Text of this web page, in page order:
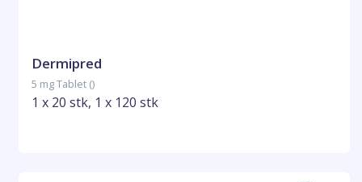
Dermipred
5 mg Tablet ()
1 x 20 stk, 1 x 120 stk